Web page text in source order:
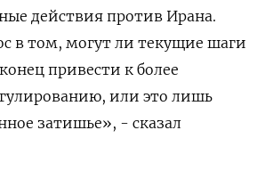
действия против Ирана.
в том, могут ли текущие ‌шаги
привести к более
или это лишь
затишье», - сказал